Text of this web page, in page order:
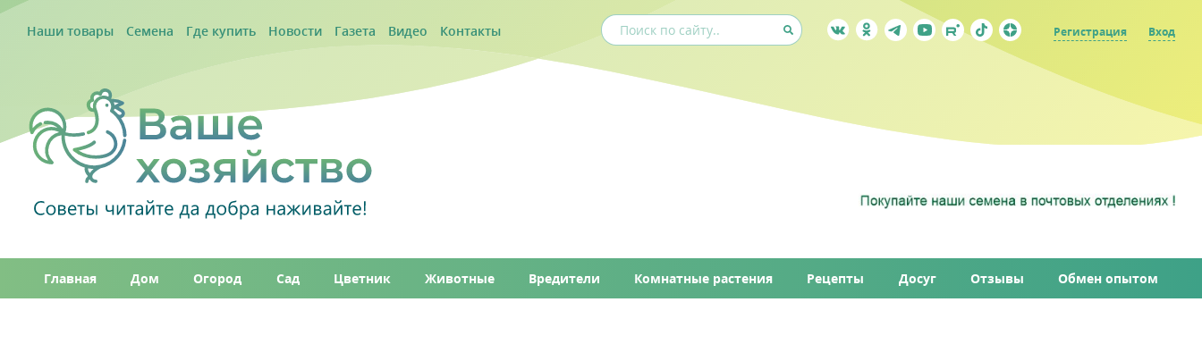
Наши товары Семена Где купить Новости Газета Видео Контакты Регистрация Вход
Главная Дом Огород Сад Цветник Животные Вредители Комнатные растения Рецепты Досуг Отзывы Обмен опытом